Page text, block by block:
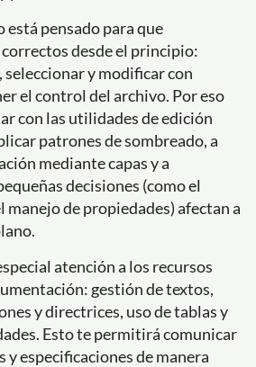
está pensado para que
desde el principio:
y modificar con
el control del archivo. Por eso
con las utilidades de edición
patrones de sombreado, a
mediante capas y a
decisiones (como el
manejo de propiedades) afectan a
atención a los recursos
gestión de textos,
y directrices, uso de tablas y
Esto te permitirá comunicar
y especificaciones de manera